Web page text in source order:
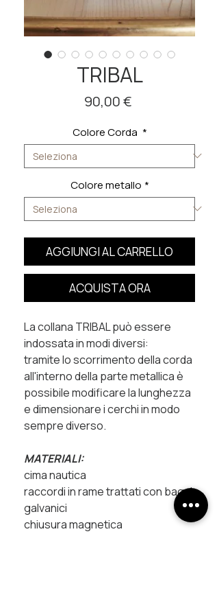
TRIBAL
90,00 €Prezzo
Colore Corda *
Colore metallo *
AGGIUNGI AL CARRELLO
ACQUISTA ORA
La collana TRIBALpuò essere
indossata in modi diversi:
tramite lo scorrimento della corda
all'interno della parte metallica è
possibile modificare la lunghezza
e dimensionare i cerchi in modo
sempre diverso.
MATERIALI:
cima nautica
raccordi in rame trattati con bagni
galvanici
chiusura magnetica